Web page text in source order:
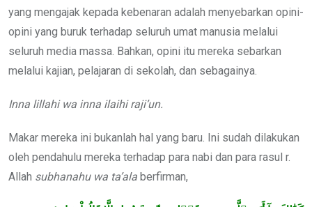
yang mengajak kepada kebenaran adalah menyebarkan opini-
opini yang buruk terhadap seluruh umat manusia melalui
seluruh media massa. Bahkan, opini itu mereka sebarkan
melalui kajian, pelajaran di sekolah, dan sebagainya.
Inna lillahi wa inna ilaihi raji’un.
Makar mereka ini bukanlah hal yang baru. Ini sudah dilakukan
oleh pendahulu mereka terhadap para nabi dan para rasul r.
Allah subhanahu wa ta’ala berfirman,